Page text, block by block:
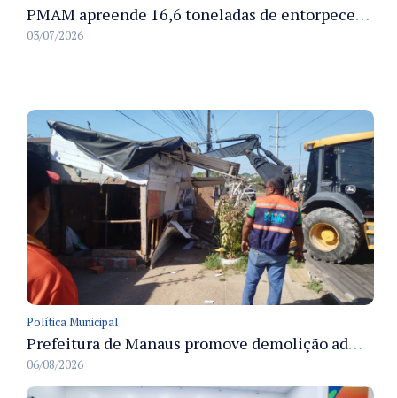
PMAM apreende 16,6 toneladas de entorpecentes e registra aumento nas prisões em flagrante e nas capturas de foragidos no primeiro semestre de 2026
03/07/2026
Política Municipal
Prefeitura de Manaus promove demolição administrativa de cinco estruturas que ocupavam calçada pública
06/08/2026